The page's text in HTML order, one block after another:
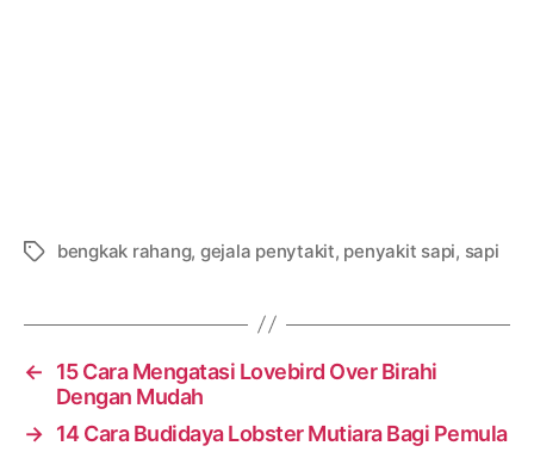
Tagsbengkak rahang, gejala penytakit, penyakit sapi, sapi
←
15 Cara Mengatasi Lovebird Over Birahi
Dengan Mudah
→ 14 Cara Budidaya Lobster Mutiara Bagi Pemula